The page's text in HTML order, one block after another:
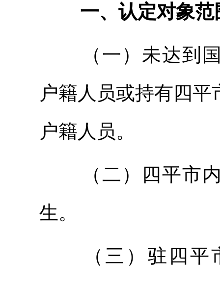
一、认定对象范
（一）未达到
户籍人员或持有四
户籍人员。
（二）四平市
生。
（三）驻四